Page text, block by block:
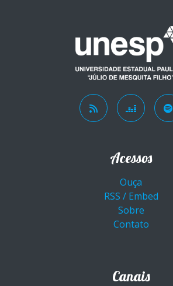
Acessos
Ouça
RSS / Embed
Sobre
Contato
Canais